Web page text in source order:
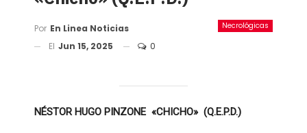
Necrológicas
Por En Linea Noticias
El Jun 15, 2025 0
NÉSTOR HUGO PINZONE «CHICHO» (Q.E.P.D.)